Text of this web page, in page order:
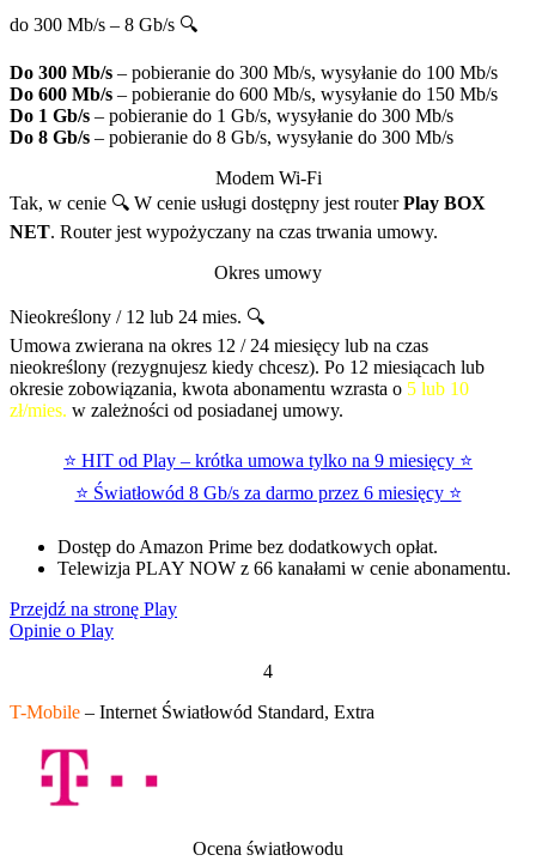
do 300 Mb/s – 8 Gb/s 🔍
Do 300 Mb/s – pobieranie do 300 Mb/s, wysyłanie do 100 Mb/s
Do 600 Mb/s – pobieranie do 600 Mb/s, wysyłanie do 150 Mb/s
Do 1 Gb/s – pobieranie do 1 Gb/s, wysyłanie do 300 Mb/s
Do 8 Gb/s – pobieranie do 8 Gb/s, wysyłanie do 300 Mb/s
Modem Wi-Fi
Tak, w cenie 🔍 W cenie usługi dostępny jest routerPlay BOX
NET. Router jest wypożyczany na czas trwania umowy.
Okres umowy
Nieokreślony / 12 lub 24 mies. 🔍
Umowa zwierana na okres 12 / 24 miesięcy lub na czas
nieokreślony (rezygnujesz kiedy chcesz). Po 12 miesiącach lub
okresie zobowiązania, kwota abonamentu wzrasta o 5 lub 10
zł/mies. w zależności od posiadanej umowy.
⭐ HIT od Play – krótka umowa tylko na 9 miesięcy ⭐
⭐ Światłowód 8 Gb/s za darmo przez 6 miesięcy ⭐
Dostęp do Amazon Prime bez dodatkowych opłat.
Telewizja PLAY NOW z 66 kanałami w cenie abonamentu.
Przejdź na stronę Play
Opinie o Play
4
T-Mobile – Internet Światłowód Standard, Extra
Ocena światłowodu